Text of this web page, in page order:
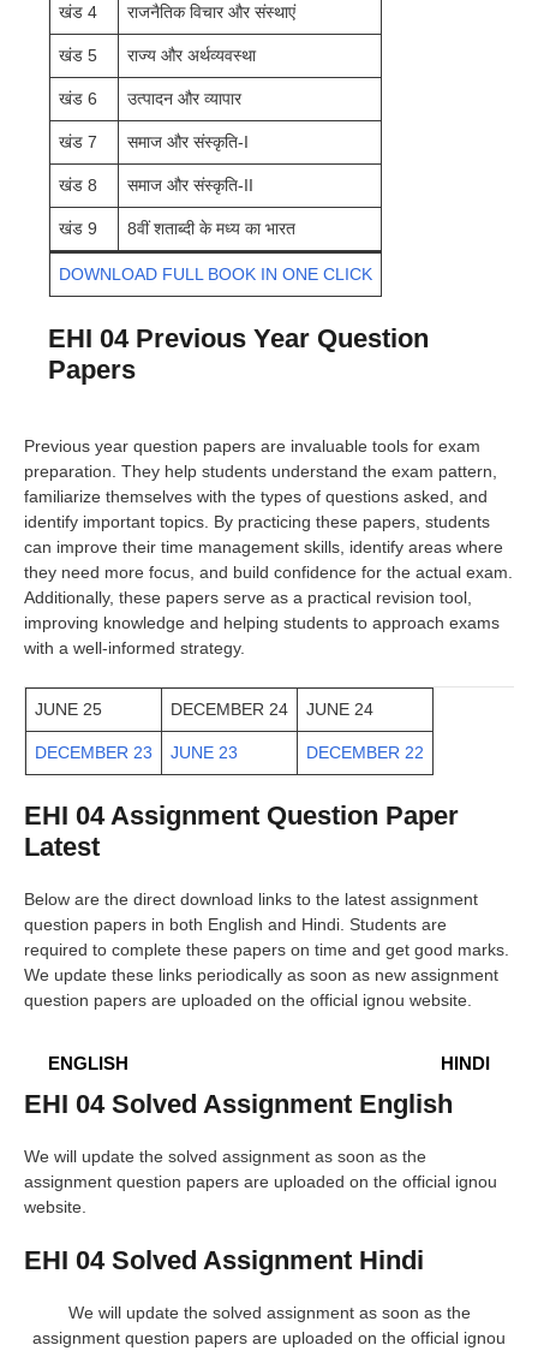
खंड 4 राजनैतिक विचार और संस्थाएं
खंड 5 राज्य और अर्थव्यवस्था
खंड 6 उत्पादन और व्यापार
खंड 7 समाज और संस्कृति-I
खंड 8 समाज और संस्कृति-II
खंड 9 8वीं शताब्दी के मध्य का भारत
DOWNLOAD FULL BOOK IN ONE CLICK
EHI 04 Previous Year Question
Papers
Previous year question papers are invaluable tools for exam
preparation. They help students understand the exam pattern,
familiarize themselves with the types of questions asked, and
identify important topics. By practicing these papers, students
can improve their time management skills, identify areas where
they need more focus, and build confidence for the actual exam.
Additionally, these papers serve as a practical revision tool,
improving knowledge and helping students to approach exams
with a well-informed strategy.
JUNE 25 DECEMBER 24 JUNE 24
DECEMBER 23 JUNE 23 DECEMBER 22
EHI 04 Assignment Question Paper
Latest
Below are the direct download links to the latest assignment
question papers in both English and Hindi. Students are
required to complete these papers on time and get good marks.
We update these links periodically as soon as new assignment
question papers are uploaded on the official ignou website.
ENGLISH HINDI
EHI 04 Solved Assignment English
We will update the solved assignment as soon as the
assignment question papers are uploaded on the official ignou
website.
EHI 04 Solved Assignment Hindi
We will update the solved assignment as soon as the
assignment question papers are uploaded on the official ignou